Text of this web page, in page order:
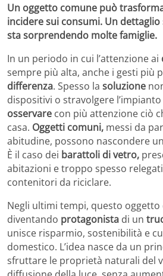
Un oggetto comune può
incidere sui consumi. Un
sta sorprendendo molte famiglie.
In un periodo in cui l’attenzione ai
sempre più alta, anche i gesti più
differenza. Spesso la soluzione
dispositivi o stravolgere
osservare con più attenzione ciò
casa. Oggetti comuni, messi da
abitudine, possono nascondere un
È il caso dei barattoli di vetro,
abitazioni e troppo spesso
contenitori da riciclare.
Negli ultimi tempi, questo
diventando protagonista di un
unisce risparmio, sostenibilità e
domestico. L’idea nasce da un
sfruttare le proprietà naturali del